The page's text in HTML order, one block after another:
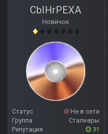
CbIHrPEXA
Новичок
Статус
Не в сети
Группа
Сталкеры
Репутация
31